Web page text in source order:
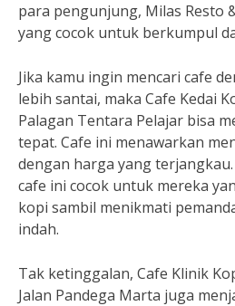
para pengunjung, Milas Resto
yang cocok untuk berkumpul
Jika kamu ingin mencari cafe
lebih santai, maka Cafe Kedai
Palagan Tentara Pelajar bisa
tepat. Cafe ini menawarkan
dengan harga yang
cafe ini cocok untuk mereka
kopi sambil menikmati
indah.
Tak ketinggalan, Cafe Klinik
Jalan Pandega Marta juga